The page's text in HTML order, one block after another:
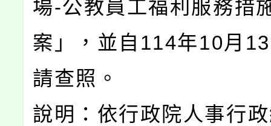
場-公教員工福利服務措
案」，並自114年10月
請查照。
說明：依行政院人事行